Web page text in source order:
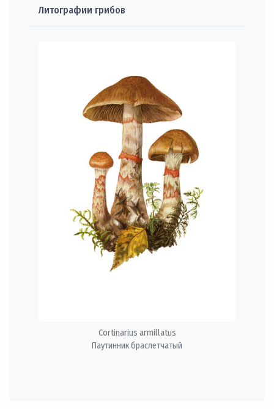
Литографии грибов
Cortinarius armillatus
Паутинник браслетчатый